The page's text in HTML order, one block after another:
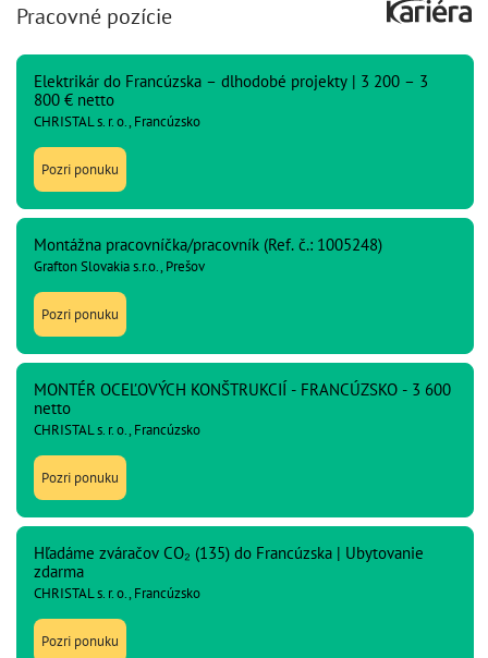
Pracovné pozície
Elektrikár do Francúzska – dlhodobé projekty | 3 200 – 3
800 € netto
CHRISTAL s. r. o., Francúzsko
Pozri ponuku
Montážna pracovníčka/pracovník (Ref. č.: 1005248)
Grafton Slovakia s.r.o., Prešov
Pozri ponuku
MONTÉR OCEĽOVÝCH KONŠTRUKCIÍ - FRANCÚZSKO - 3 600
netto
CHRISTAL s. r. o., Francúzsko
Pozri ponuku
Hľadáme zváračov CO₂ (135) do Francúzska | Ubytovanie
zdarma
CHRISTAL s. r. o., Francúzsko
Pozri ponuku